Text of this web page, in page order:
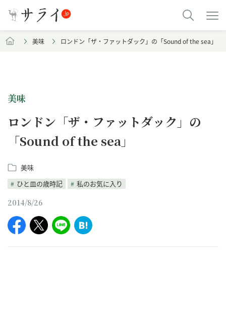
美味 ロンドン「ザ・ファットダック」の「Sound of the sea」
美味
ロンドン「ザ・ファットダック」の
「Sound of the sea」
美味
ひと皿の歳時記
私のお気に入り
2014/8/26